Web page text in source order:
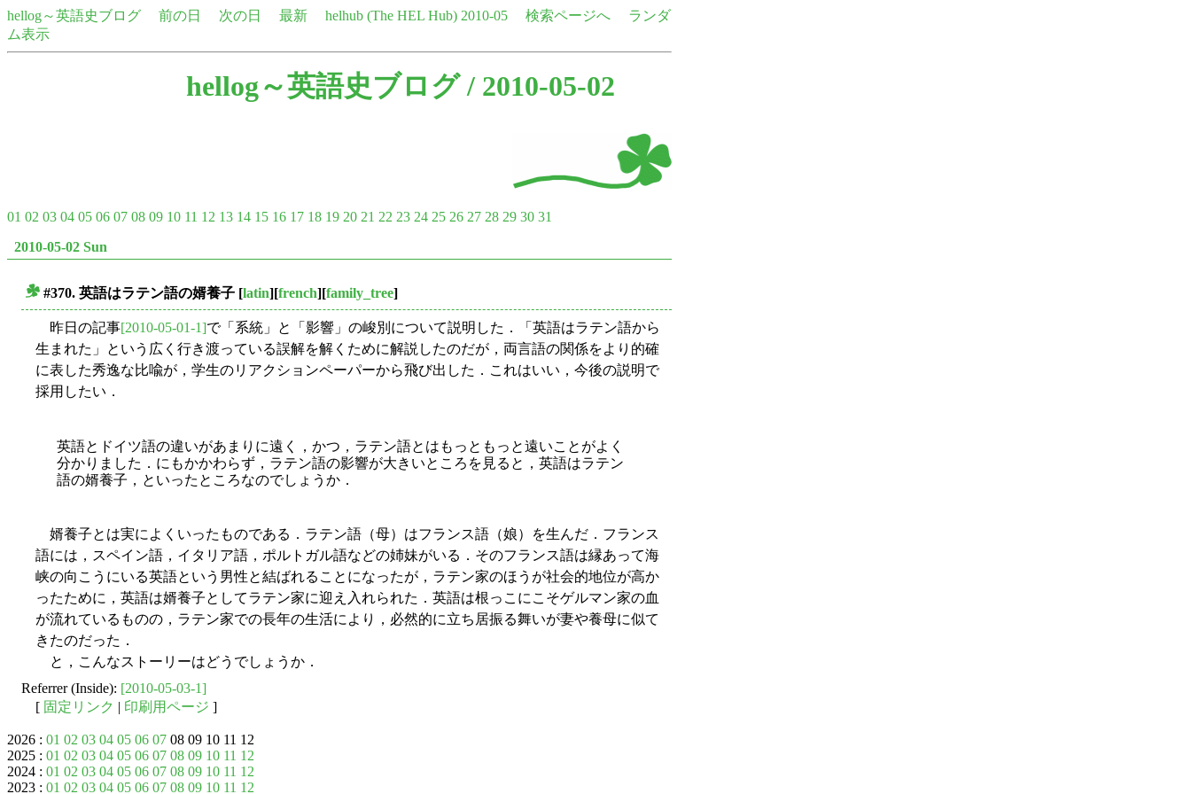
hellog～英語史ブログ 前の日 次の日 最新 helhub (The HEL Hub) 2010-05 検索ページへ
ランダ
ム表示
hellog～英語史ブログ/ 2010-05-02
01 02 03 04 05 06 07 08 09 10 11 12 13 14 15 16 17 18 19 20 21 22 23 24 25 26 27 28 29 30 31
2010-05-02 Sun
#370. 英語はラテン語の婿養子 [latin][french][family_tree]
昨日の記事[2010-05-01-1]で「系統」と「影響」の峻別について説明した．「英語はラテン語から
生まれた」という広く行き渡っている誤解を解くために解説したのだが，両言語の関係をより的確
に表した秀逸な比喩が，学生のリアクションペーパーから飛び出した．これはいい，今後の説明で
採用したい．
英語とドイツ語の違いがあまりに遠く，かつ，ラテン語とはもっともっと遠いことがよく
分かりました．にもかかわらず，ラテン語の影響が大きいところを見ると，英語はラテン
語の婿養子，といったところなのでしょうか．
婿養子とは実によくいったものである．ラテン語（母）はフランス語（娘）を生んだ．フランス
語には，スペイン語，イタリア語，ポルトガル語などの姉妹がいる．そのフランス語は縁あって海
峡の向こうにいる英語という男性と結ばれることになったが，ラテン家のほうが社会的地位が高か
ったために，英語は婿養子としてラテン家に迎え入れられた．英語は根っこにこそゲルマン家の血
が流れているものの，ラテン家での長年の生活により，必然的に立ち居振る舞いが妻や養母に似て
きたのだった．
と，こんなストーリーはどうでしょうか．
Referrer (Inside): [2010-05-03-1]
[ 固定リンク | 印刷用ページ ]
2026 : 01 02 03 04 05 06 07 08 09 10 11 12
2025 : 01 02 03 04 05 06 07 08 09 10 11 12
2024 : 01 02 03 04 05 06 07 08 09 10 11 12
2023 : 01 02 03 04 05 06 07 08 09 10 11 12